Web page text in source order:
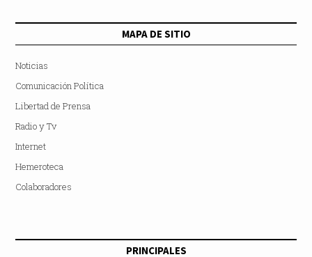
MAPA DE SITIO
Noticias
Comunicación Política
Libertad de Prensa
Radio y Tv
Internet
Hemeroteca
Colaboradores
PRINCIPALES